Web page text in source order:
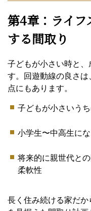
第4章：ライ
する間取り
子どもが小さい時と、
す。回遊動線の良さは
点にもあります。
子どもが小さいう
小学生〜中高生に
将来的に親世代と
柔軟性
長く住み続ける家だ